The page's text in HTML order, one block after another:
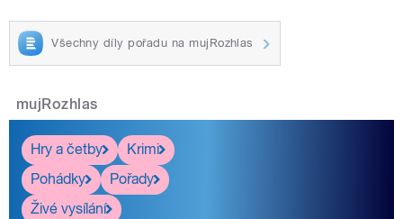
Všechny díly pořadu na mujRozhlas
mujRozhlas
Hry a četby
Krimi
Pohádky
Pořady
Živé vysílání